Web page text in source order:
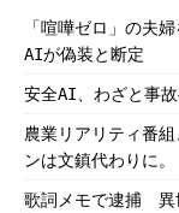
「喧嘩ゼロ」の夫
AIが偽装と断定
安全AI、わざと事
農業リアリティ番
ンは文鎮代わりに。
歌詞メモで逮捕 異